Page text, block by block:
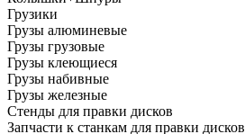
Грузики
Грузы алюминевые
Грузы грузовые
Грузы клеющиеся
Грузы набивные
Грузы железные
Стенды для правки дисков
Запчасти к станкам для правки дисков